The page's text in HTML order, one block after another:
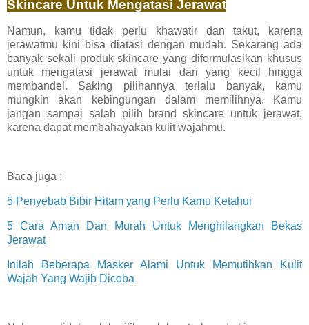
Skincare Untuk Mengatasi Jerawat
Namun, kamu tidak perlu khawatir dan takut, karena
jerawatmu kini bisa diatasi dengan mudah. Sekarang ada
banyak sekali produk skincare yang diformulasikan khusus
untuk mengatasi jerawat mulai dari yang kecil hingga
membandel. Saking pilihannya terlalu banyak, kamu
mungkin akan kebingungan dalam memilihnya. Kamu
jangan sampai salah pilih brand skincare untuk jerawat,
karena dapat membahayakan kulit wajahmu.
Baca juga :
5 Penyebab Bibir Hitam yang Perlu Kamu Ketahui
5 Cara Aman Dan Murah Untuk Menghilangkan Bekas
Jerawat
Inilah Beberapa Masker Alami Untuk Memutihkan Kulit
Wajah Yang Wajib Dicoba